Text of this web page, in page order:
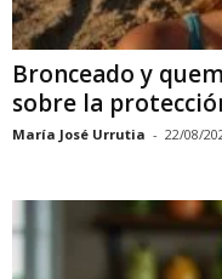
Bronceado y
sobre la
María José Urrutia - 22/08/